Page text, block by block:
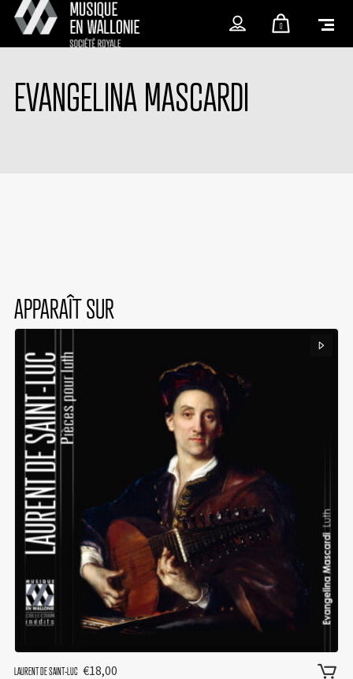
0
EVANGELINA MASCARDI
APPARAÎT SUR
LAURENT DE SAINT-LUC €18,00